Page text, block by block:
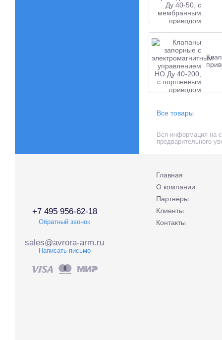
Все товары
Вся информация на
предварительного
+7 495 956-62-18
Обратный звонок
sales@avrora-arm.ru
Написать письмо
Главная
О компании
Партнёры
Клиенты
Контакты